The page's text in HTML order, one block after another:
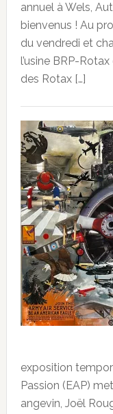
annuel à Wels,
bienvenus ! Au
du vendredi et
l’usine BRP-
des Rotax […]
exposition
Passion (EAP)
angevin, Joël